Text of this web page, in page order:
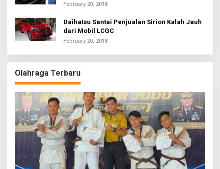
February 20, 2018
Daihatsu Santai Penjualan Sirion Kalah Jauh
dari Mobil LCGC
February 20, 2018
Olahraga Terbaru